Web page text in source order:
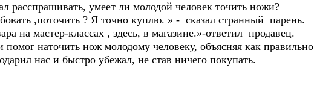
расспрашивать, умеет ли молодой человек точить ножи?
,поточить ? Я точно куплю. » - сказал странный парень.
на мастер-классах , здесь, в магазине.»-ответил продавец.
наточить нож молодому человеку, объясняя как правильно
нас и быстро убежал, не став ничего покупать.